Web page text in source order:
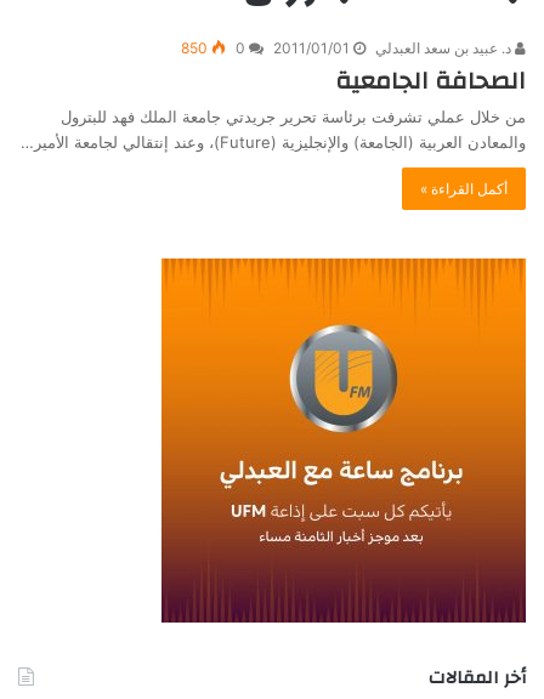
د. عبيد بن سعد العبدلي 2011/01/01
0
850
الصحافة الجامعية
من خلال عملي تشرفت برئاسة تحرير جريدتي جامعة الملك فهد للبترول
والمعادن العربية (الجامعة) والإنجليزية (Future)، وعند إنتقالي لجامعة الأمير…
أكمل القراءة »
أخر المقالات